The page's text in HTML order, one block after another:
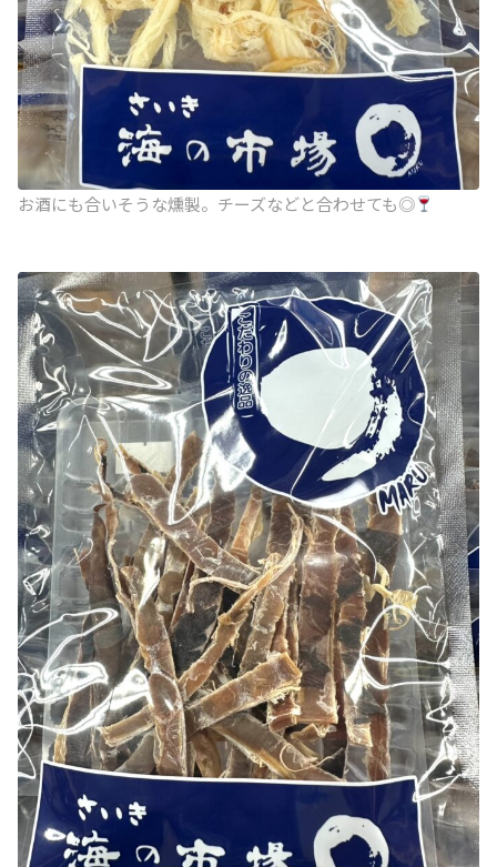
お酒にも合いそうな燻製。チーズなどと合わせても◎